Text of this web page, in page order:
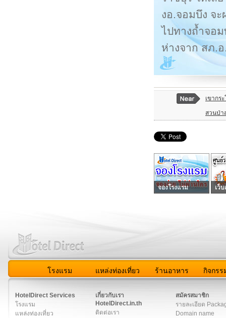
งอ.จอมบึง จ
ไปทางถ้ำจอ
ห่างจาก สภ.
เขากร
สวนป่า
จองโรงแรม เว็
โรงแรม แหล่งท่องเที่ยว ร้านอาหาร กิจกรร
HotelDirect Services
โรงแรม
แหล่งท่องเที่ยว
เกี่ยวกับเรา
HotelDirect.in.th
ติดต่อเรา
สมัครสมาชิก
รายละเอียด
Domain name